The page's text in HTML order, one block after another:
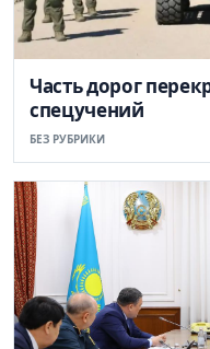
Часть дорог
спецучений
БЕЗ РУБРИКИ